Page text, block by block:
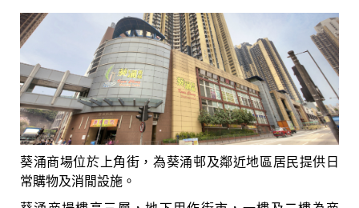
葵涌商場位於上角街，為葵涌邨及鄰近地區居民提供日
常購物及消閒設施。